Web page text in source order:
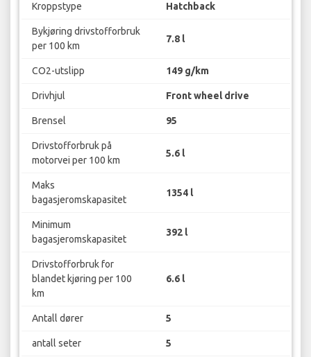
Kroppstype Hatchback
Bykjøring drivstofforbruk
per 100 km
7.8 l
CO2-utslipp 149 g/km
Drivhjul Front wheel drive
Brensel 95
Drivstofforbruk på
motorvei per 100 km
5.6 l
Maks
bagasjeromskapasitet
1354 l
Minimum
bagasjeromskapasitet
392 l
Drivstofforbruk for
blandet kjøring per 100
km
6.6 l
Antall dører 5
antall seter 5